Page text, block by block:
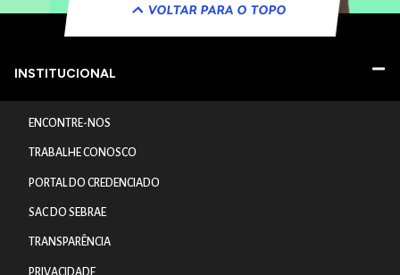
VOLTAR PARA O TOPO
INSTITUCIONAL
ENCONTRE-NOS
TRABALHE CONOSCO
PORTAL DO CREDENCIADO
SAC DO SEBRAE
TRANSPARÊNCIA
PRIVACIDADE